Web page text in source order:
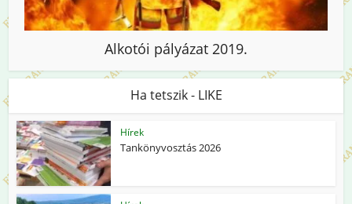
Alkotói pályázat 2019.
Ha tetszik - LIKE
Hírek
Tankönyvosztás 2026